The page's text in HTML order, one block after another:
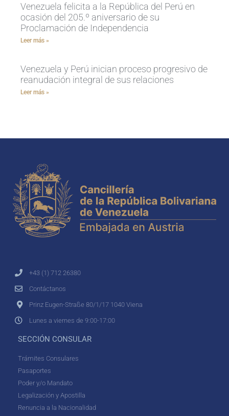
Venezuela felicita a la República del Perú en
ocasión del 205.º aniversario de su
Proclamación de Independencia
Leer más »
Venezuela y Perú inician proceso progresivo de
reanudación integral de sus relaciones
Leer más »
+43 (1) 712 26380
Contáctanos
Prinz Eugen-Straße 80/1/17 1040 Viena
Lunes a viernes de 9:00-17:00
SECCIÓN CONSULAR
Trámites Consulares
Pasaportes
Poder y/o Mandato
Legalización y Apostilla
Renuncia a la Nacionalidad